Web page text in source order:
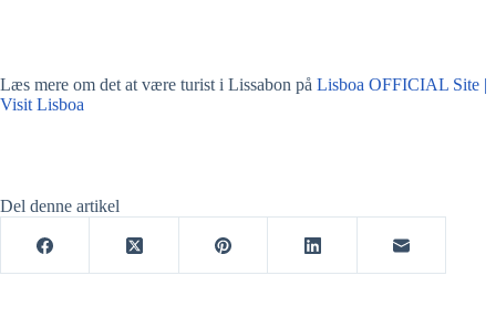
Læs mere om det at være turist i Lissabon på Lisboa OFFICIAL Site |
Visit Lisboa
Del denne artikel